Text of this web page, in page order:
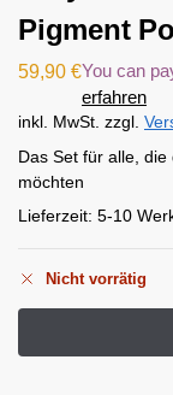
Pigment
59,90 €You can
erfahren
inkl. MwSt. zzgl.
Das Set für alle,
möchten
Lieferzeit: 5-10
Nicht vorrätig